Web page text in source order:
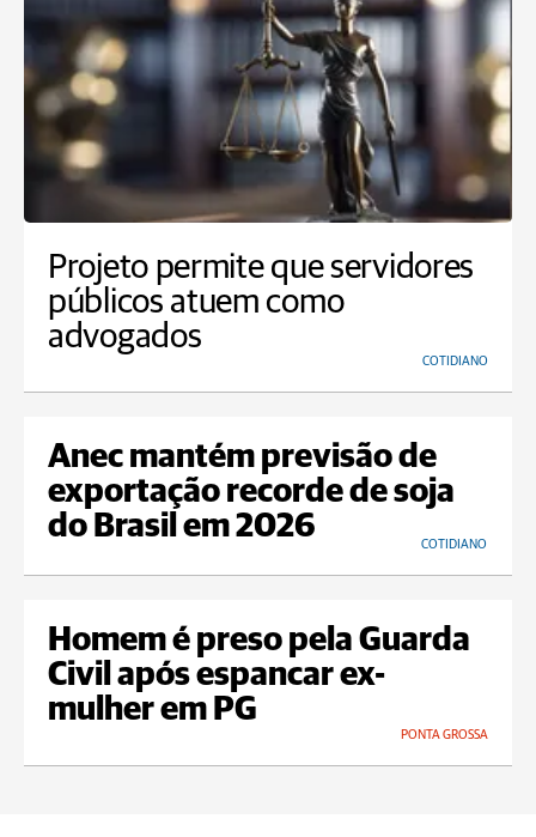
Projeto permite que servidores
públicos atuem como
advogados
COTIDIANO
Anec mantém previsão de
exportação recorde de soja
do Brasil em 2026
COTIDIANO
Homem é preso pela Guarda
Civil após espancar ex-
mulher em PG
PONTA GROSSA